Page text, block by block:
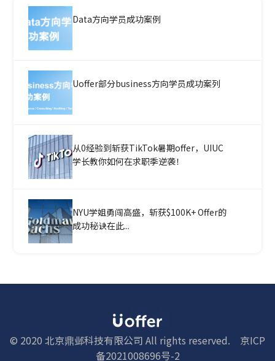
Data方向学员成功案例
Uoffer部分business方向学员成功案列
从0经验到斩获TikTok暑期offer，UIUC
学长教你如何在求职季逆袭！
NYU学姐勇闯高盛，斩获$100K+ Offer的
成功秘诀在此...
© 2020 北京鼎邺科技有限公司 All rights reserved.
京ICP
备2021008696号-2